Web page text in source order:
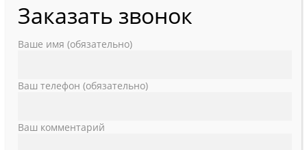
Заказать звонок
Ваше имя (обязательно)
Ваш телефон (обязательно)
Ваш комментарий